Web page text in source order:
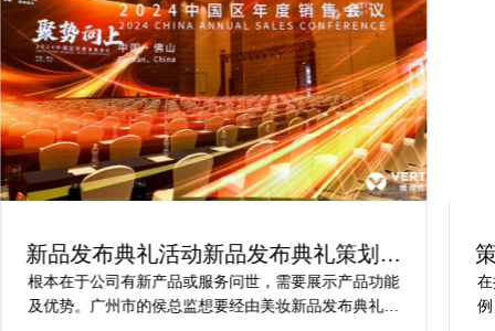
新品发布典礼活动新品发布典礼策划方
案究竟怎么实现梦想活动
根本在于公司有新产品或服务问世，需要展示产品功能
及优势。广州市的侯总监想要经由美妆新品发布典礼活